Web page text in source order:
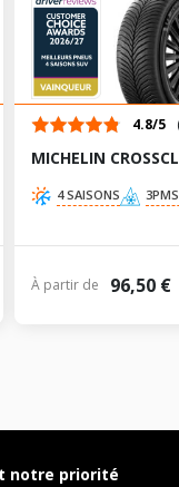
4.8/5
MICHELIN
4 SAISONS
À partir de 96,50 €
notre priorité